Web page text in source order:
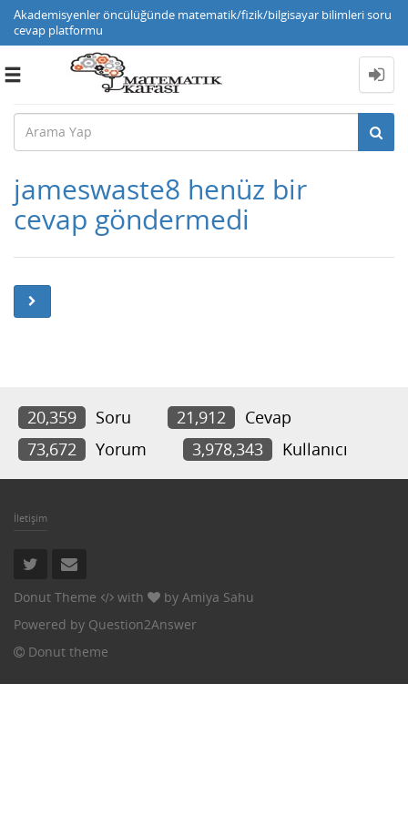
Akademisyenler öncülüğünde matematik/fizik/bilgisayar bilimleri soru
cevap platformu
Toggle
jameswaste8 henüz bir
cevap göndermedi
20,359 Soru 21,912
Cevap
73,672
Yorum 3,978,343 Kullanıcı
İletişim
Donut Theme with by Amiya Sahu
Powered by Question2Answer
Donut theme